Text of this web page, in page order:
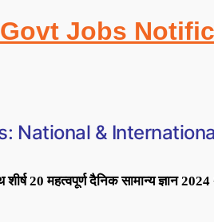
Jobs
National &
शीर्ष 20 महत्वपूर्ण दैनिक सामान्य ज्ञान